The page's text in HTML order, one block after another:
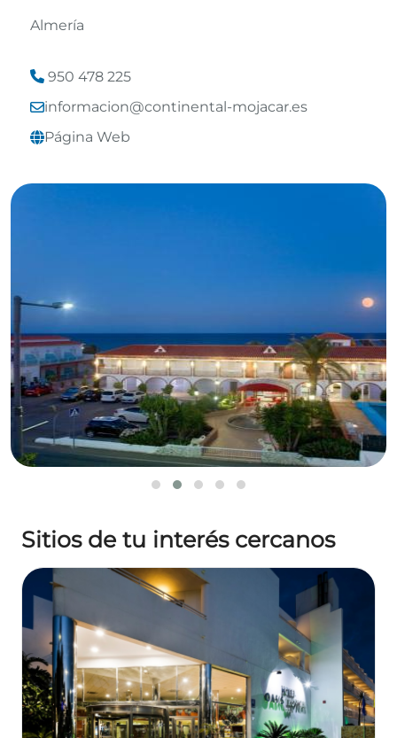
Leaflet© OpenStreetMapcontributors
Almería
950 478 225
informacion@continental-mojacar.es
Página Web
Sitios de tu interés cercanos